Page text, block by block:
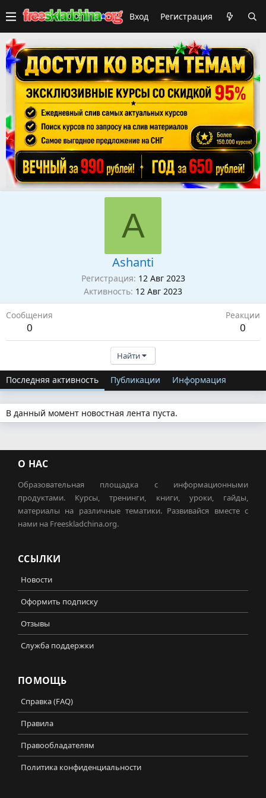
Вход Регистрация
A
Ashanti
Регистрация 12 Авг 2023
Активность 12 Авг 2023
Сообщения
0
Реакции
0
Найти
Последняя активность Публикации Информация
В данный момент новостная лента пуста.
О НАС
Образовательная площадка с информационными
продуктами. Курсы, тренинги, книги, уроки, гайды,
материалы на различные тематики. Развивайся вместе с
нами на Freeskladchina.org.
ССЫЛКИ
Новости
Оформить подписку
Отзывы
Служба поддержки
ПОМОЩЬ
Справка (FAQ)
Правила
Правообладателям
Политика конфиденциальности